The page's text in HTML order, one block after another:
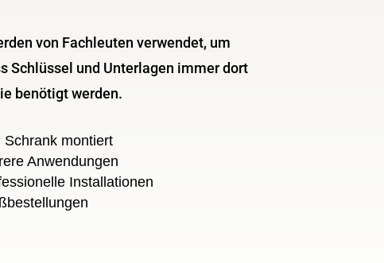
von Fachleuten verwendet, um
Schlüssel und Unterlagen immer dort
benötigt werden.
montiert
Anwendungen
Installationen